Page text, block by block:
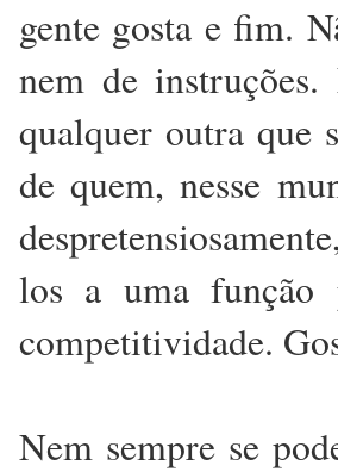
gente gosta e fim.
nem de
qualquer outra que
de quem, nesse
los a uma função
competitividade.
Nem sempre se